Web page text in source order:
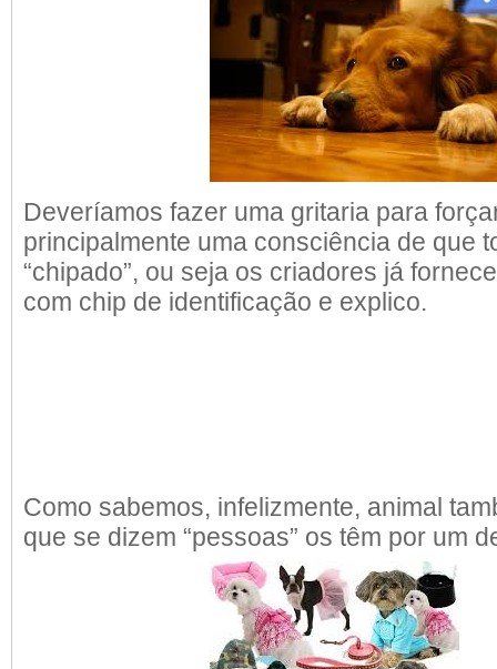
Deveríamos fazer uma gritaria para
principalmente uma consciência de que
“chipado”, ou seja os criadores já
com chip de identificação e explico.
Como sabemos, infelizmente, animal
que se dizem “pessoas” os têm por um